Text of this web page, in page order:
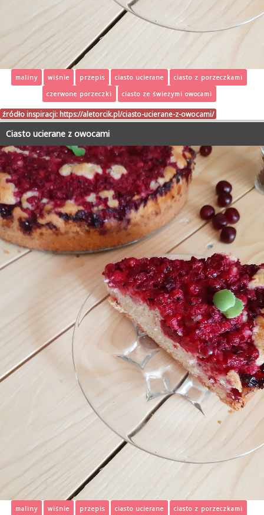
maliny wiśnie przepis ciasto ucierane
ciasto z porzeczkami
czerwone porzeczki
ciasto ze świeżymi owocami
źródło inspiracji: https://aletorcik.pl/ciasto-ucierane-z-owocami/
Ciasto ucierane z owocami
maliny wiśnie przepis ciasto ucierane ciasto z porzeczkami